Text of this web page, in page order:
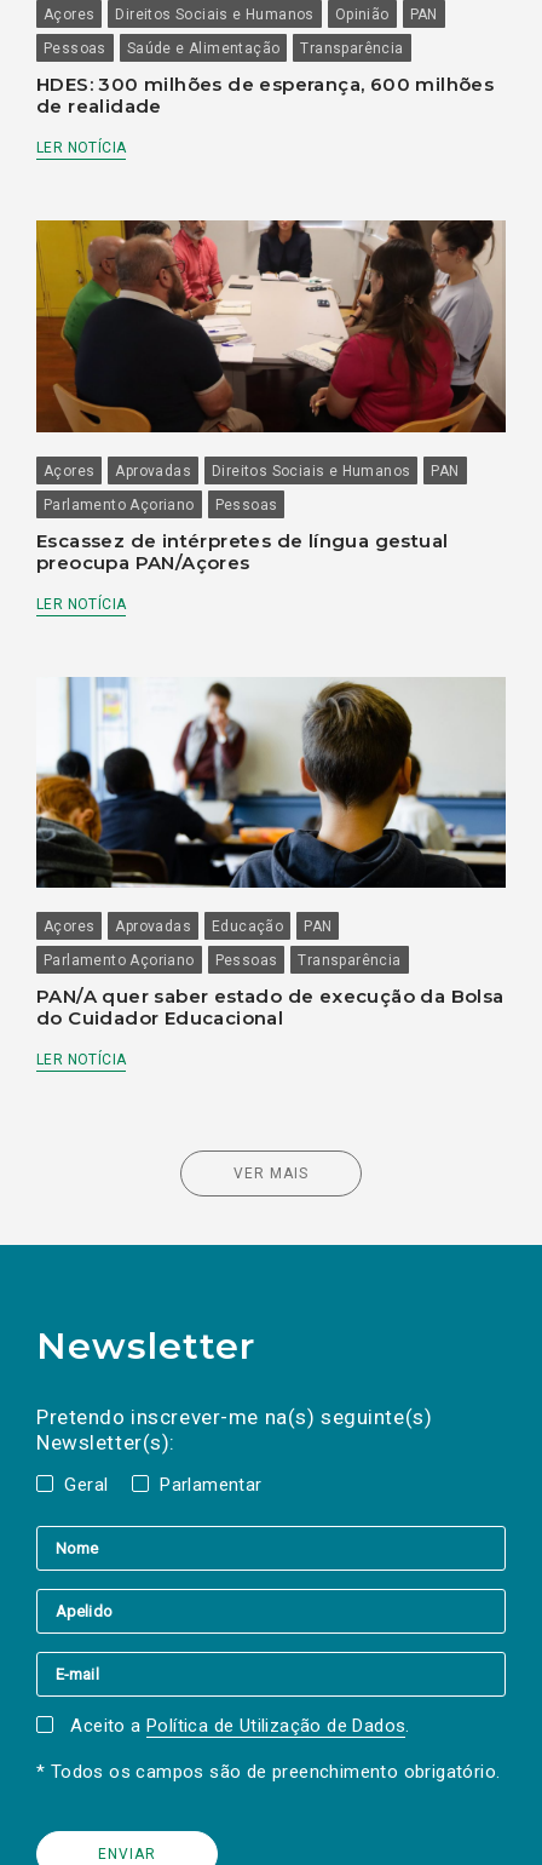
Açores Direitos Sociais e Humanos Opinião
PAN
Pessoas
Saúde e Alimentação Transparência
HDES: 300 milhões de esperança, 600 milhões
de realidade
LER NOTÍCIA
Açores Aprovadas Direitos Sociais e Humanos
PAN
Parlamento Açoriano
Pessoas
Escassez de intérpretes de língua gestual
preocupa PAN/Açores
LER NOTÍCIA
Açores Aprovadas Educação
PAN
Parlamento Açoriano
Pessoas Transparência
PAN/A quer saber estado de execução da Bolsa
do Cuidador Educacional
LER NOTÍCIA
VER MAIS
Newsletter
Pretendo inscrever-me na(s) seguinte(s)
Newsletter(s):
Geral Parlamentar
a(s) newsletter(s).
mail
Aceito a Política de Utilização de Dados.
* Todos os campos são de preenchimento obrigatório.